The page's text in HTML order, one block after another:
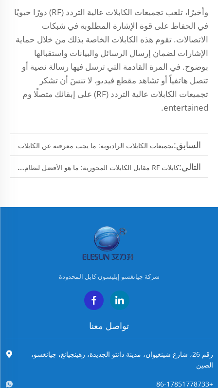
وأخيرًا، تلعب تجميعات الكابلات عالية التردد (RF) دورًا حيويًا
في الحفاظ على قوة الإشارة المطلوبة في شبكات
الاتصالات. تقوم هذه الكابلات الخاصة بذلك من خلال حماية
الإشارات لضمان إرسال الرسائل والبيانات واستقبالها
بوضوح. في المرة القادمة التي ترسل فيها رسالة نصية أو
تتصل هاتفياً أو تشاهد مقطع فيديو، لا تنسَ أن تشكر
تجميعات الكابلات عالية التردد (RF) على إبقائك متصلًا وم
entertained.
السابق:تجميعات الكابلات الراديوية: ما يجب معرفته عن الكابلات
التالي:كابلات RF مقابل الكابلات المحورية: ما هو الأفضل لنظام الاتصالات اللاسلكية الخاص بك؟
شركة جيانغسو إيليسون كابل المحدودة
تواصل معنا
رقم 26، شارع شينغيوان، مدينة دانتو الجديدة، زهينجيانغ، جيانغسو،
الصين
+86-17851778733